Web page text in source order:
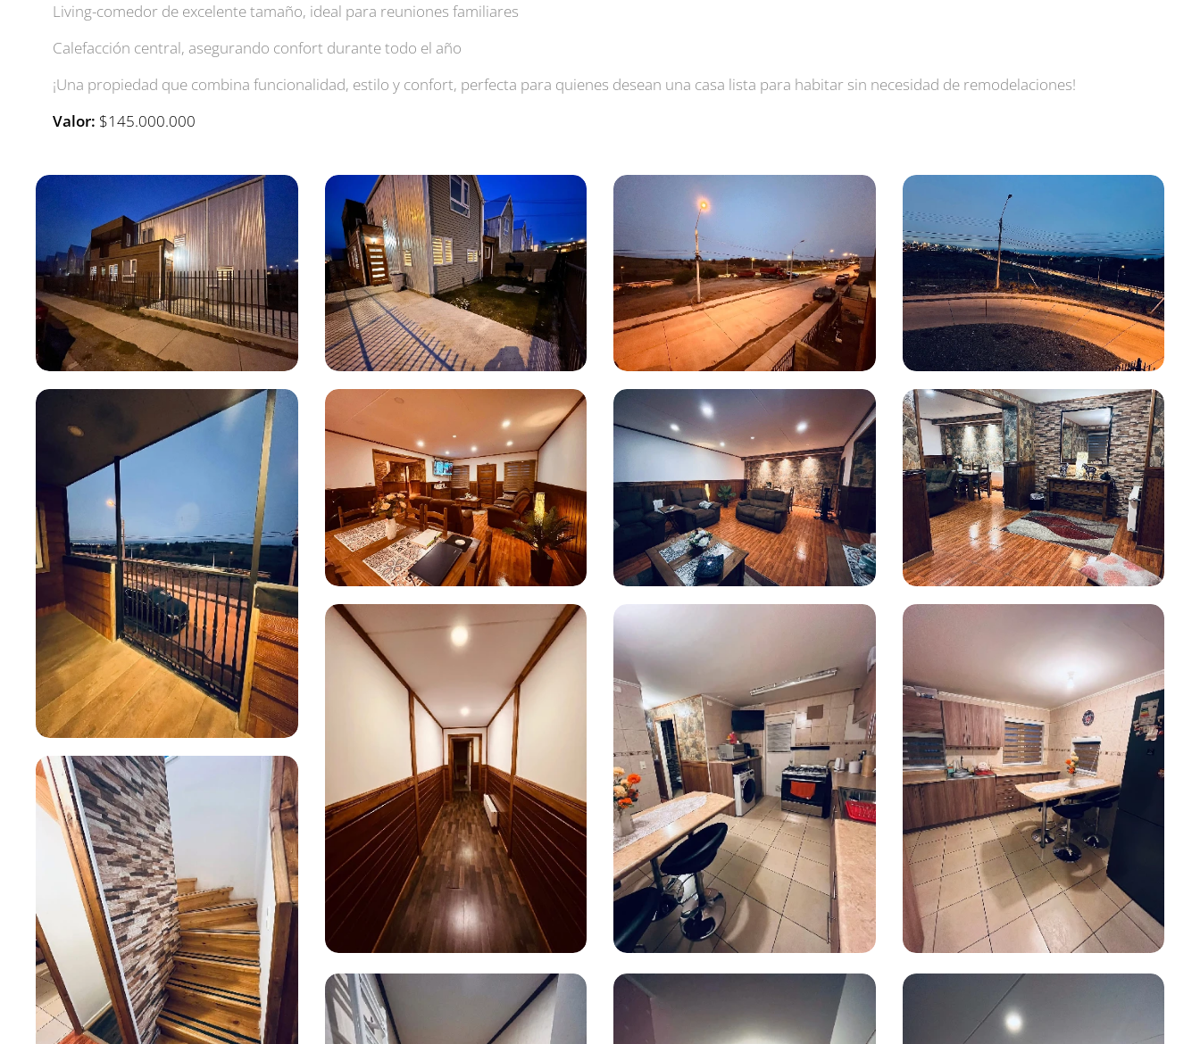
Living-comedor de excelente tamaño, ideal para reuniones familiares
Calefacción central, asegurando confort durante todo el año
¡Una propiedad que combina funcionalidad, estilo y confort, perfecta para quienes desean una casa lista para habitar sin necesidad de remodelaciones!
Valor: $145.000.000